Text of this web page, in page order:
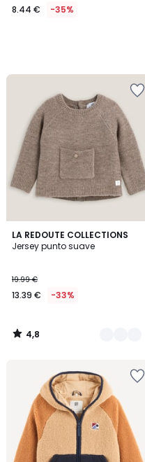
8.44 € -35%
LA REDOUTE COLLECTIONS
Jersey punto suave
19.99 €
13.39 € -33%
4,8
/ 5
2
Colores
4,8
/